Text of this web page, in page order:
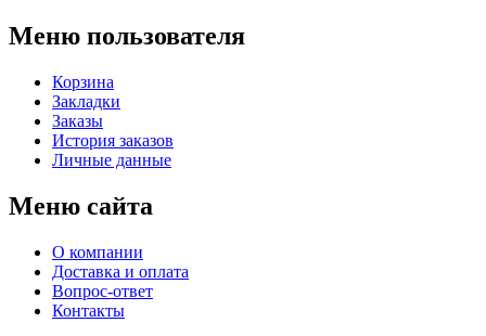
Меню пользователя
Корзина
Закладки
Заказы
История заказов
Личные данные
Меню сайта
О компании
Доставка и оплата
Вопрос-ответ
Контакты